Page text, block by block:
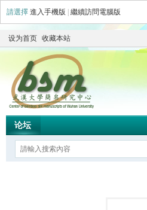
請選擇 進入手機版 繼續訪問電腦版
设为首页 收藏本站
论坛